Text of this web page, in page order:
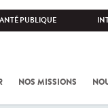
PUBLIQUE
NOS MISSIONS